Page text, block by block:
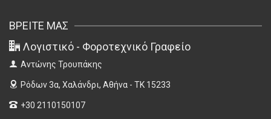
ΒΡΕΊΤΕ ΜΑΣ
Λογιστικό - Φοροτεχνικό Γραφείο
Αντώνης Τρουπάκης
Ρόδων 3α, Χαλάνδρι, Αθήνα - ΤΚ 15233
+30 2110150107